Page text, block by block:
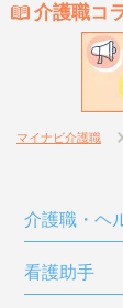
介護職コ
マイナビ介護職
介護職・ヘ
看護助手